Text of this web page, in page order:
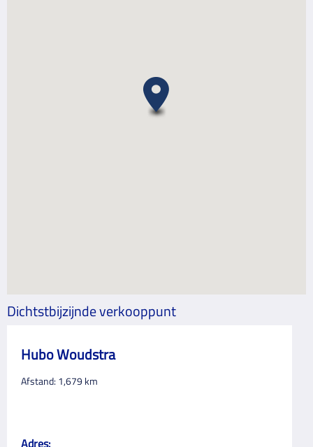
Dichtstbijzijnde verkooppunt
Hubo Woudstra
Afstand: 1,679km
Adres: